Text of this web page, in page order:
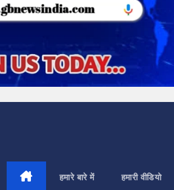
हमारे बारे में हमारी वीडियो